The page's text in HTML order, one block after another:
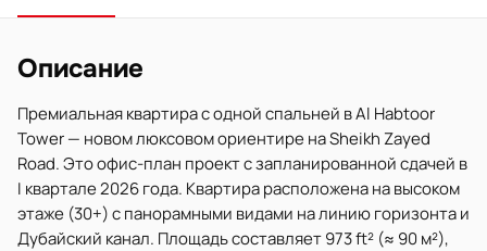
Описание
Премиальная квартира с одной спальней в Al Habtoor
Tower — новом люксовом ориентире на Sheikh Zayed
Road. Это офис-план проект с запланированной сдачей в
I квартале 2026 года. Квартира расположена на высоком
этаже (30+) с панорамными видами на линию горизонта и
Дубайский канал. Площадь составляет 973 ft² (≈ 90 м²),